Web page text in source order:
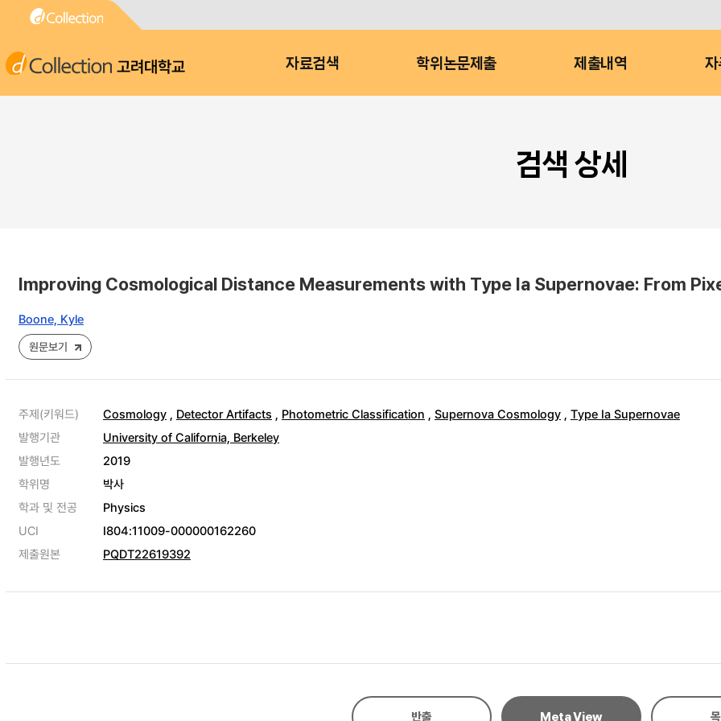
고려대학교 자료검색 학위논문제출 제출내역 자
검색 상세
Improving Cosmological Distance Measurements with Type Ia Supernovae: From
Boone, Kyle
원문보기
주제(키워드) Cosmology , Detector Artifacts , Photometric Classification , Supernova Cosmology , Type Ia Supernovae
발행기관
University of California, Berkeley
발행년도
2019
학위명
박사
학과 및 전공
Physics
UCI
I804:11009-000000162260
제출원본
PQDT22619392
반출 Meta View